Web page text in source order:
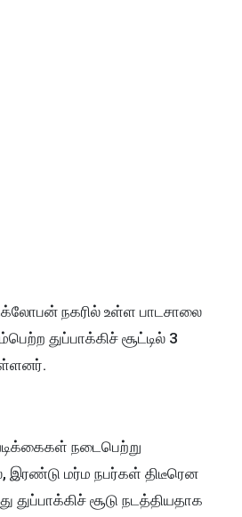
நகரில் உள்ள பாடசாலை
துப்பாக்கிச் சூட்டில் 3
நடைபெற்று
இரண்டு மர்ம நபர்கள் திடீரென
துப்பாக்கிச் சூடு நடத்தியதாக